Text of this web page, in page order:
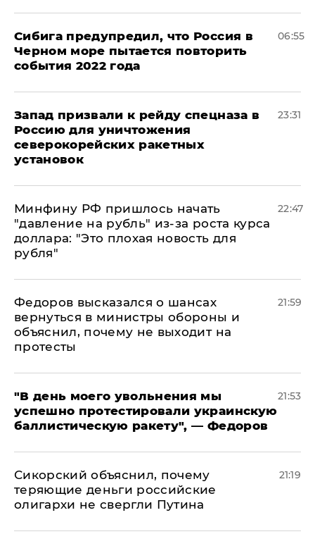
Сибига предупредил, что Россия в
Черном море пытается повторить
события 2022 года
06:55
Запад призвали к рейду спецназа в
Россию для уничтожения
северокорейских ракетных
установок
23:31
Минфину РФ пришлось начать
"давление на рубль" из-за роста курса
доллара: "Это плохая новость для
рубля"
22:47
Федоров высказался о шансах
вернуться в министры обороны и
объяснил, почему не выходит на
протесты
21:59
​"В день моего увольнения мы
успешно протестировали украинскую
баллистическую ракету", — Федоров
21:53
Сикорский объяснил, почему
теряющие деньги российские
олигархи не свергли Путина
21:19